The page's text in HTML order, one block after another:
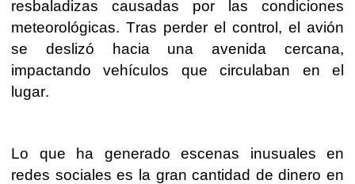
resbaladizas causadas por las condiciones
meteorológicas. Tras perder el control, el avión
se deslizó hacia una avenida cercana,
impactando vehículos que circulaban en el
lugar.
Lo que ha generado escenas inusuales en
redes sociales es la gran cantidad de dinero en